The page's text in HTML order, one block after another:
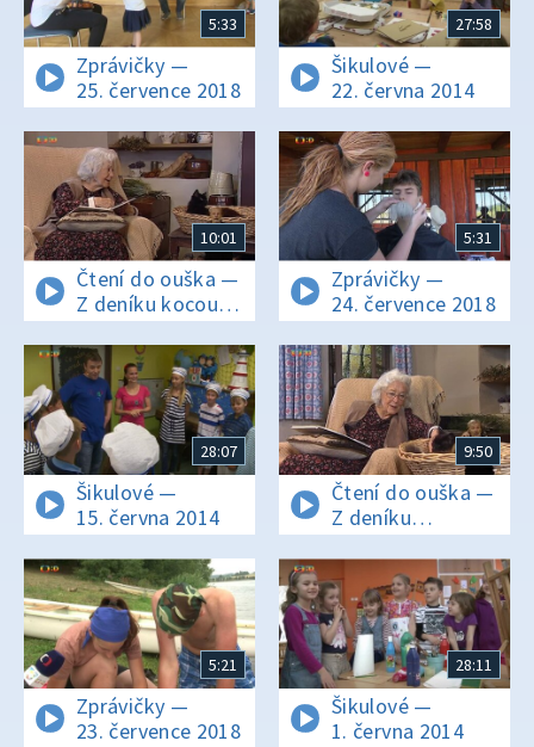
5:33
Zprávičky —
25. července 2018
27:58
Šikulové —
22. června 2014
10:01
Čtení do ouška —
Z deníku kocoura
Modroočka II
5:31
Zprávičky —
24. července 2018
28:07
Šikulové —
15. června 2014
9:50
Čtení do ouška —
Z deníku
koucoura
Modroočka I
5:21
Zprávičky —
23. července 2018
28:11
Šikulové —
1. června 2014